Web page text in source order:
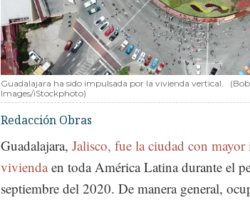
Guadalajara ha sido impulsada por la vivienda vertical.
Images/iStockphoto)
Redacción Obras
Guadalajara, Jalisco, fue la ciudad con
vivienda en toda América Latina durante el
septiembre del 2020. De manera general,